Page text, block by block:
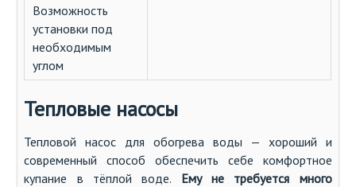
Возможность
установки под
необходимым
углом
Тепловые насосы
Тепловой насос для обогрева воды — хороший и
современный способ обеспечить себе комфортное
купание в тёплой воде. Ему не требуется много